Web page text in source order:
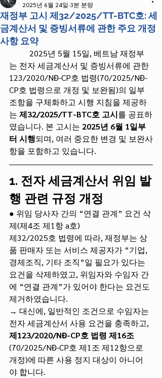
재정부 고시 제32/2025/TT-BTC호: 세
금계산서 및 증빙서류에 관한 주요 개정
사항 요약
2025년 6월 24일 3분 분량
는 전자 세금계산서 및 증빙서류에 관한
123/2020/NĐ-CP호 법령(70/2025/NĐ-
CP호 법령으로 개정 및 보완됨)의 일부
조항을 구체화하고 시행 지침을 제공하
는 제32/2025/TT-BTC호 고시를 공표하
였습니다. 본 고시는 2025년 6월 1일부
터 시행되며, 여러 중요한 변경 및 보완사
항을 포함하고 있습니다.
1. 전자 세금계산서 위임 발
행 관련 규정 개정
● 위임 당사자 간의 “연결 관계” 요건 삭
제(제4조 제1항 a호)
제32/2025호 법령에 따라, 재정부는 상
품 판매자 또는 서비스 제공자가 “기업,
경제조직, 기타 조직”일 필요가 있다는
요건을 삭제하였고, 위임자와 수임자 간
에 “연결 관계”가 있어야 한다는 요건도
제거하였습니다.
→ 대신에, 일반적인 조건으로 수임자는
전자 세금계산서 사용 요건을 충족하고,
제123/2020/NĐ-CP호 법령 제16조
(70/2025/NĐ-CP호 제1조 제12항으로
개정)에 따른 사용 정지 대상이 아니어
야 합니다.